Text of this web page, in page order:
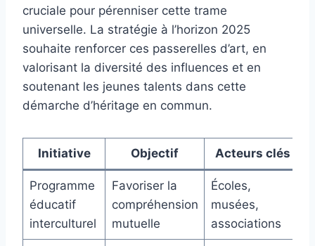
cruciale pour pérenniser cette trame
universelle. La stratégie à l’horizon 2025
souhaite renforcer ces passerelles d’art, en
valorisant la diversité des influences et en
soutenant les jeunes talents dans cette
démarche d’héritage en commun.
Initiative Objectif Acteurs clés
Programme
éducatif
interculturel
Favoriser la
compréhension
mutuelle
Écoles,
musées,
associations